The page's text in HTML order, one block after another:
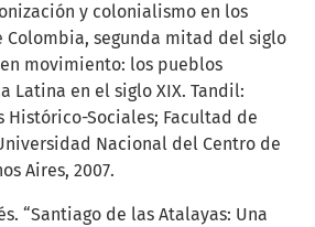
y colonialismo en los
Colombia, segunda mitad del siglo
en movimiento: los pueblos
Latina en el siglo XIX. Tandil:
Sociales; Facultad de
Nacional del Centro de
Aires, 2007.
“Santiago de las Atalayas: Una